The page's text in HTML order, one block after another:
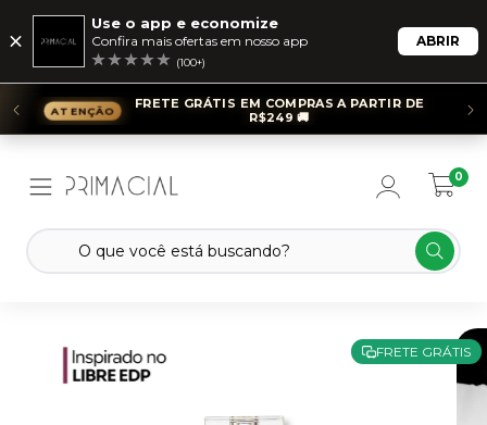
Use o app e economize
Confira mais ofertas em nosso app
(100+)
ABRIR
FRETE GRÁTIS EM COMPRAS A PARTIR DE
R$249 🚚
0
FRETE GRÁTIS